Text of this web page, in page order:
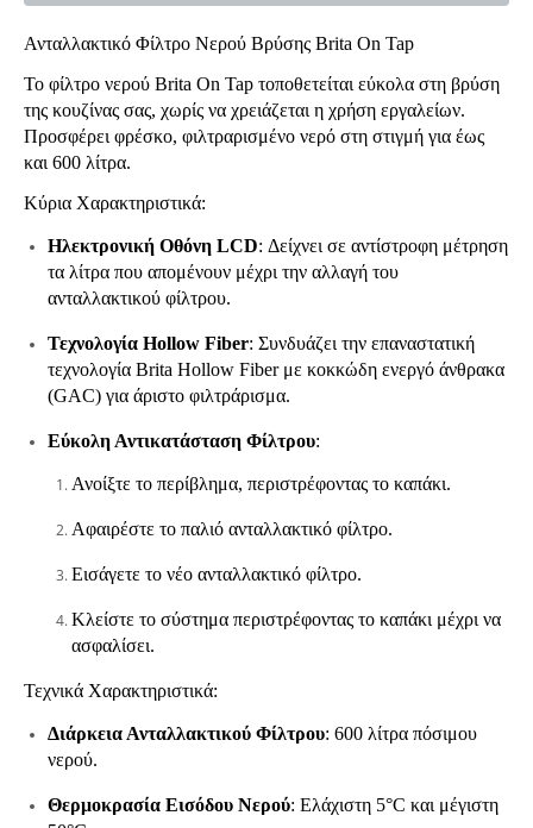
Ανταλλακτικό Φίλτρο Νερού Βρύσης Brita On Tap
Το φίλτρο νερού Brita On Tap τοποθετείται εύκολα στη βρύση
της κουζίνας σας, χωρίς να χρειάζεται η χρήση εργαλείων.
Προσφέρει φρέσκο, φιλτραρισμένο νερό στη στιγμή για έως
και 600 λίτρα.
Κύρια Χαρακτηριστικά:
Ηλεκτρονική Οθόνη LCD: Δείχνει σε αντίστροφη μέτρηση
τα λίτρα που απομένουν μέχρι την αλλαγή του
ανταλλακτικού φίλτρου.
Τεχνολογία Hollow Fiber: Συνδυάζει την επαναστατική
τεχνολογία Brita Hollow Fiber με κοκκώδη ενεργό άνθρακα
(GAC) για άριστο φιλτράρισμα.
Εύκολη Αντικατάσταση Φίλτρου:
Ανοίξτε το περίβλημα, περιστρέφοντας το καπάκι.
Αφαιρέστε το παλιό ανταλλακτικό φίλτρο.
Εισάγετε το νέο ανταλλακτικό φίλτρο.
Κλείστε το σύστημα περιστρέφοντας το καπάκι μέχρι να
ασφαλίσει.
Τεχνικά Χαρακτηριστικά:
Διάρκεια Ανταλλακτικού Φίλτρου: 600 λίτρα πόσιμου
νερού.
Θερμοκρασία Εισόδου Νερού: Ελάχιστη 5°C και μέγιστη